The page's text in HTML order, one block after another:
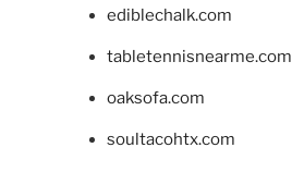
ediblechalk.com
tabletennisnearme.com
oaksofa.com
soultacohtx.com